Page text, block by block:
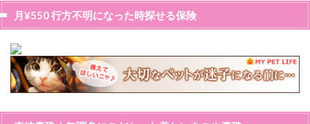
月¥550 行方不明になった時探せる保険